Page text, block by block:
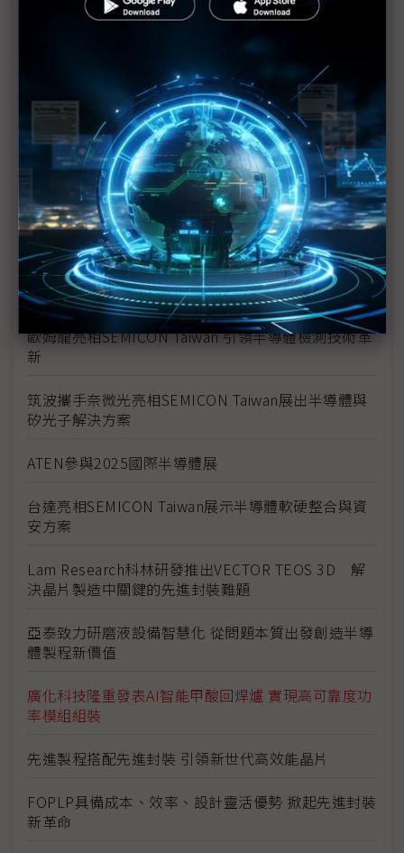
共迎智慧製造新時代
美商盛美半導體推面板級先進封裝設備 創新技術成半
導體展關注焦點
SK海力士開始供應移動端NAND快閃記憶體解決方案
ZUFS 4.1
G2C聯盟五周年 攜手搶攻AI浪潮 打造台灣先進封裝自
主化新格局
AI與永續並進 半導體產業展現永續承諾
從配角變核心！AI算力爆發驅動記憶體大躍進
歐姆龍亮相SEMICON Taiwan 引領半導體檢測技術革
新
筑波攜手奈微光亮相SEMICON Taiwan展出半導體與
矽光子解決方案
ATEN參與2025國際半導體展
台達亮相SEMICON Taiwan展示半導體軟硬整合與資
安方案
Lam Research科林研發推出VECTOR TEOS 3D 解
決晶片製造中關鍵的先進封裝難題
亞泰致力研磨液設備智慧化 從問題本質出發創造半導
體製程新價值
廣化科技隆重發表AI智能甲酸回焊爐 實現高可靠度功
率模組組裝
先進製程搭配先進封裝 引領新世代高效能晶片
FOPLP具備成本、效率、設計靈活優勢 掀起先進封裝
新革命